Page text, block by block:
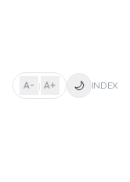
A- | A+ 🌙 INDEX